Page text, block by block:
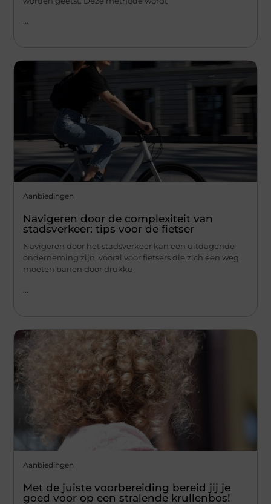
Aanbiedingen
Navigeren door de complexiteit van
stadsverkeer: tips voor de fietser
Navigeren door het stadsverkeer kan een uitdagende
onderneming zijn, vooral voor fietsers die zich een weg
moeten banen door drukke
Aanbiedingen
Met de juiste voorbereiding bereid jij je
goed voor op een stralende krullenbos!